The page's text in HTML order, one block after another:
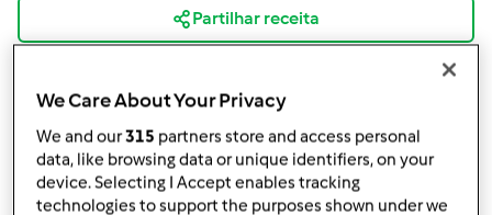
Partilhar receita
We Care About Your Privacy
We and our315 partners store and access personal
data, like browsing data or unique identifiers, on your
device. Selecting I Accept enables tracking
technologies to support the purposes shown under we